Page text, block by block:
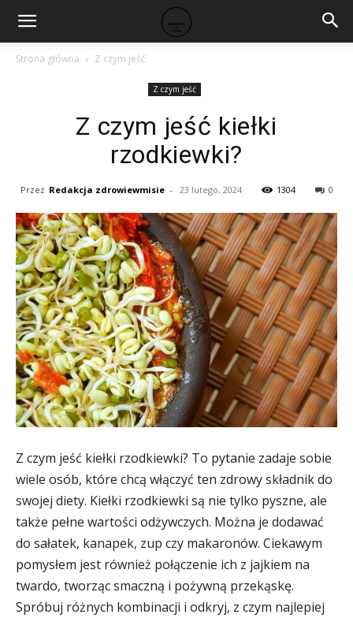
Strona główna Z czym jeść
Z czym jeść
Z czym jeść kiełki
rzodkiewki?
Przez Redakcja zdrowiewmisie - 23 lutego, 2024 1304 0
Z czym jeść kiełki rzodkiewki? To pytanie zadaje sobie
wiele osób, które chcą włączyć ten zdrowy składnik do
swojej diety. Kiełki rzodkiewki są nie tylko pyszne, ale
także pełne wartości odżywczych. Można je dodawać
do sałatek, kanapek, zup czy makaronów. Ciekawym
pomysłem jest również połączenie ich z jajkiem na
twardo, tworząc smaczną i pożywną przekąskę.
Spróbuj różnych kombinacji i odkryj, z czym najlepiej